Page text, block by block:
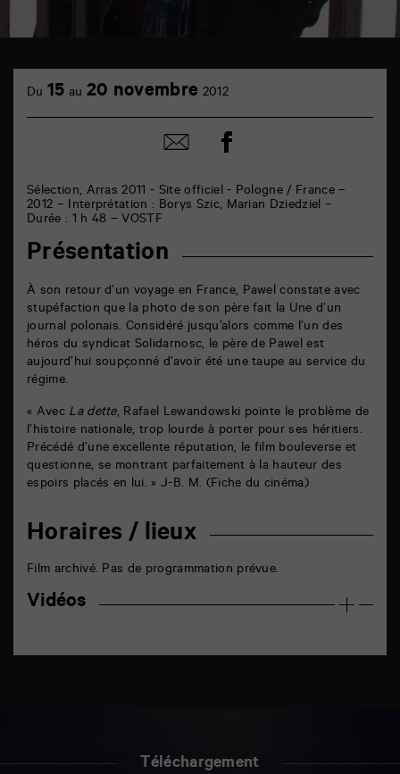
Cinéma
PoitiersSélection, Arras 2011 - Site officiel - Pologne / France –
2012 – Interprétation : Borys Szic, Marian Dziedziel –
Durée : 1 h 48 – VOSTF
Présentation
À son retour d’un voyage en France, Pawel constate avec
stupéfaction que la photo de son père fait la Une d’un
journal polonais. Considéré jusqu’alors comme l’un des
héros du syndicat Solidarnosc, le père de Pawel est
aujourd’hui soupçonné d’avoir été une taupe au service du
régime.
« Avec La dette, Rafael Lewandowski pointe le problème de
l’histoire nationale, trop lourde à porter pour ses héritiers.
Précédé d’une excellente réputation, le film bouleverse et
questionne, se montrant parfaitement à la hauteur des
espoirs placés en lui. » J-B. M. (Fiche du cinéma)
Horaires / lieux
Film archivé. Pas de programmation prévue.
Vidéos
Du 15 au 20 novembre 2012
Partager
par
Partager
sur
Téléchargement